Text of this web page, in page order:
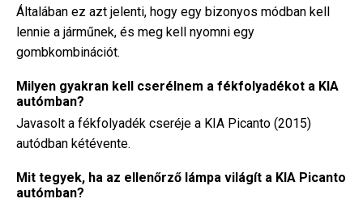
Általában ez azt jelenti, hogy egy bizonyos módban kell
lennie a járműnek, és meg kell nyomni egy
gombkombinációt.
Milyen gyakran kell cserélnem a fékfolyadékot a KIA
autómban?
Javasolt a fékfolyadék cseréje a KIA Picanto (2015)
autódban kétévente.
Mit tegyek, ha az ellenőrző lámpa világít a KIA Picanto
autómban?